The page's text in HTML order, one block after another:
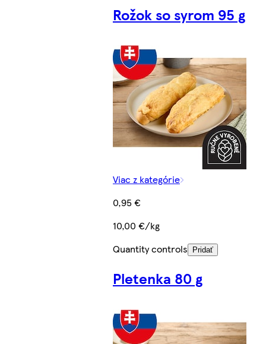
Rožok so syrom 95 g
Viac z kategórie
0,95 €
10,00 €/kg
Quantity controls
Pridať
Pletenka 80 g